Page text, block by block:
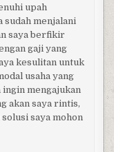
upah
sudah menjalani
saya berfikir
gaji yang
kesulitan untuk
usaha yang
ingin mengajukan
akan saya rintis,
saya mohon